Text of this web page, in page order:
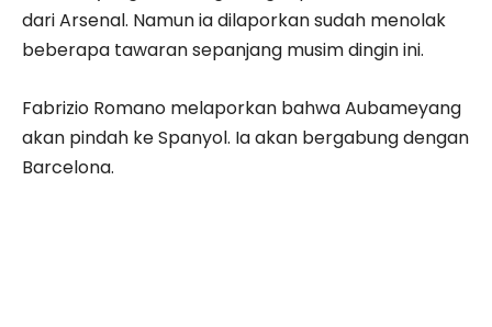
dari Arsenal. Namun ia dilaporkan sudah menolak
beberapa tawaran sepanjang musim dingin ini.
Fabrizio Romano melaporkan bahwa Aubameyang
akan pindah ke Spanyol. Ia akan bergabung dengan
Barcelona.